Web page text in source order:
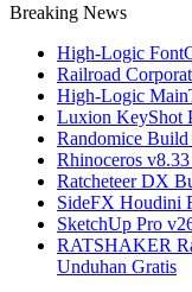
Breaking News
High-Logic
Railroad
High-Logic
Luxion KeyShot
Randomice
Rhinoceros
Ratcheteer DX
SideFX Houdini
SketchUp Pro
RATSHAKER
Unduhan Gratis